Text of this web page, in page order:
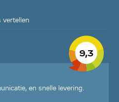
vertellen
9,3
en snelle levering.